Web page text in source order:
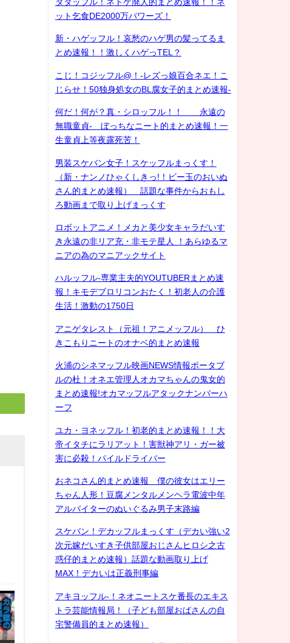
タダッフル！ネトゲ廃人的まとめ速報！！ネ
ット乞食DE2000万パワーズ！
新・ハゲッフル！哀愁のハゲ男の髪ってるま
とめ速報！！激しくハゲっTEL？
こじ！コジッフル@！-レズっ娘百合ネエ！こ
じらせ！50独身処女のBL腐女子的まとめ速報-
何だ！何が？真・シロッフル！！ 永遠の
無職童貞- ぼっちなニート的まとめ速報！一
生童貞上等夜露死苦！
男装スケバン女子！スケッフルまっくす！
（新・ナンノひゃくしきっ!！ビー玉のおいぬ
さん的まとめ速報） 話題な事件からおもし
ろ動画まで取り上げまっくす
ロボットアニメ！メカと美少女キャラだいす
き永遠の非リア充・非モテ星人 ！あらゆるマ
ニアの為のマニアックサイト
ハルッフル-専業主夫的YOUTUBERまとめ速
報！キモデブロリコンおたく！初老人の介護
生活！激動の1750日
アニゲタレスト（元祖！アニメッフル） ひ
きこもりニートのオナベ的まとめ速報
火浦のシネマッフル映画NEWS情報ポータブ
ルの杜！オネエ管理人オカマちゃんの鬼女的
まとめ速報!オカマッフルアタックナンバーハ
ーフ
ユカ・ヨネッフル！初老的まとめ速報！！大
帝イタチにラリアット！害獣神アリ・ガー被
害に必殺！パイルドライバー
おネコさん的まとめ速報 僕の彼女はエリー
ちゃん人形！豆腐メンタルメンヘラ電波中年
アルバイターのぬいぐるみ男子末路編
スケバン！デカッフルまっくす（デカい強い2
次元嫁だいすき子供部屋おじさんヒロシ之古
惑仔的まとめ速報）話題な動画取り上げ
MAX！デカいは正義刑事編
アキヨッフル-！ネオニートスケ番長のエキス
トラ芸能情報局！（子ども部屋おばさんの自
宅警備員的まとめ速報）